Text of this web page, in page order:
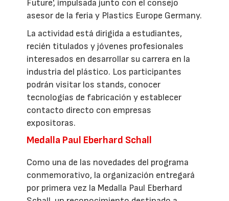
Future', impulsada junto con el consejo
asesor de la feria y Plastics Europe Germany.
La actividad está dirigida a estudiantes,
recién titulados y jóvenes profesionales
interesados en desarrollar su carrera en la
industria del plástico. Los participantes
podrán visitar los stands, conocer
tecnologías de fabricación y establecer
contacto directo con empresas
expositoras.
Medalla Paul Eberhard Schall
Como una de las novedades del programa
conmemorativo, la organización entregará
por primera vez la Medalla Paul Eberhard